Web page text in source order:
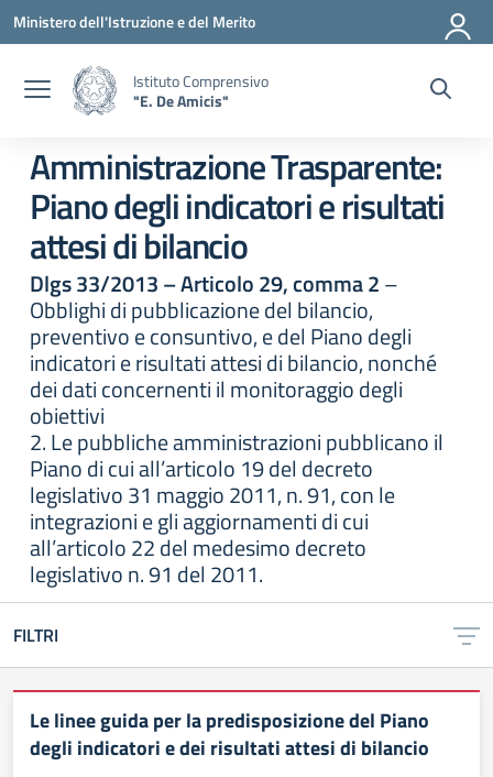
Vai ai contenuti
Vai al menu di navigazione
Vai al footer
Ministero dell'Istruzione e del Merito
Istituto Comprensivo
"E. De Amicis"
Amministrazione Trasparente:
Piano degli indicatori e risultati
attesi di bilancio
Dlgs 33/2013 – Articolo 29, comma 2–
Obblighi di pubblicazione del bilancio,
preventivo e consuntivo, e del Piano degli
indicatori e risultati attesi di bilancio, nonché
dei dati concernenti il monitoraggio degli
obiettivi
2. Le pubbliche amministrazioni pubblicano il
Piano di cui all’articolo 19 del decreto
legislativo 31 maggio 2011, n. 91, con le
integrazioni e gli aggiornamenti di cui
all’articolo 22 del medesimo decreto
legislativo n. 91 del 2011.
FILTRI
Le linee guida per la predisposizione del Piano
degli indicatori e dei risultati attesi di bilancio